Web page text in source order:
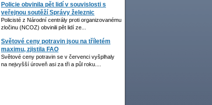
Policie obvinila pět lidí v souvislosti s
veřejnou soutěží Správy železnic
Policisté z Národní centrály proti organizovanému
zločinu (NCOZ) obvinili pět lidí ze...
Světové ceny potravin jsou na tříletém
maximu, zjistila FAO
Světové ceny potravin se v červenci vyšplhaly
na nejvyšší úroveň asi za tři a půl roku....